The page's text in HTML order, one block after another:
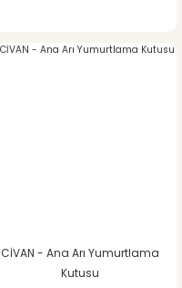
CİVAN - Ana Arı Yumurtlama
Kutusu